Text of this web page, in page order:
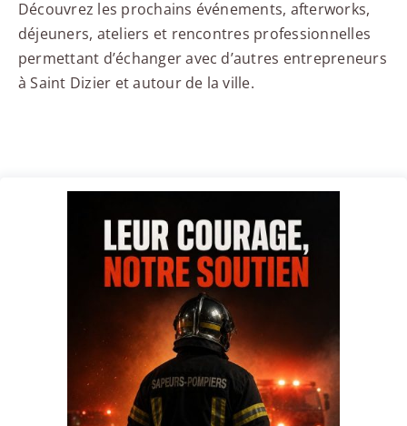
Découvrez les prochains événements, afterworks,
déjeuners, ateliers et rencontres professionnelles
permettant d’échanger avec d’autres entrepreneurs
à Saint Dizier et autour de la ville.